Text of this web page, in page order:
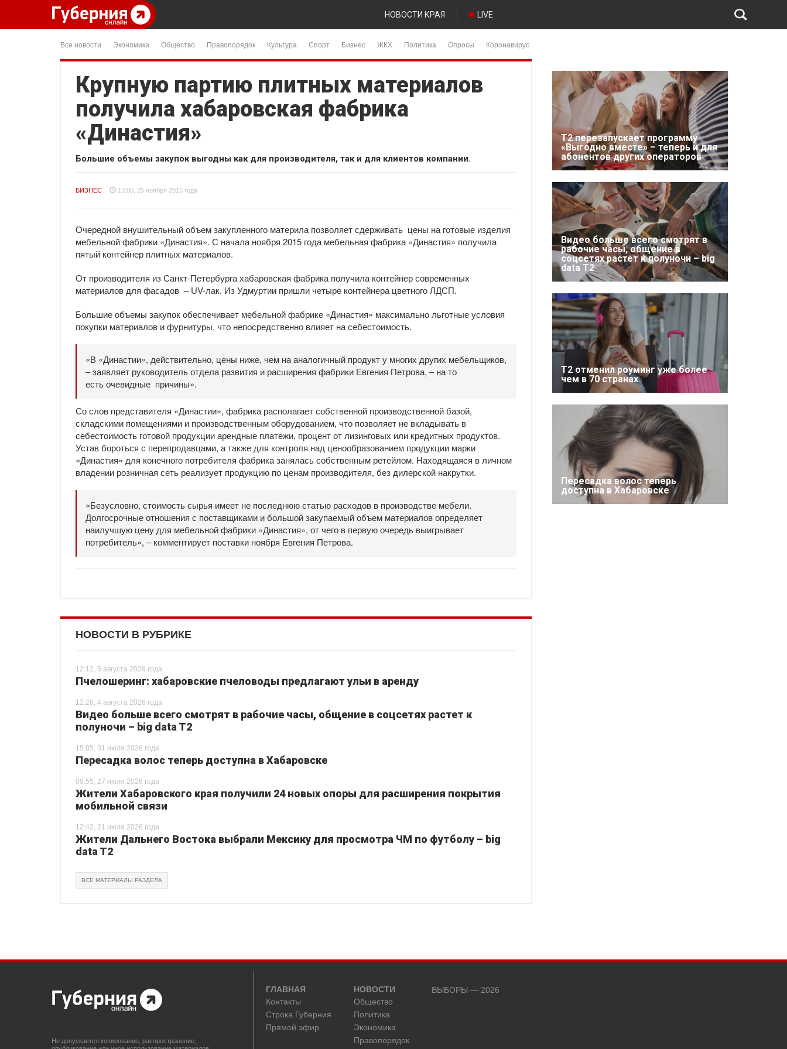
НОВОСТИ КРАЯ LIVE
Все новости Экономика Общество Правопорядок Культура Спорт Бизнес ЖКХ Политика Опросы Коронавирус
Крупную партию плитных материалов
получила хабаровская фабрика
«Династия»
Большие объемы закупок выгодны как для производителя, так и для клиентов компании.
БИЗНЕС 13:00, 25 ноября 2015 года
Очередной внушительный объем закупленного материла позволяет сдерживать цены на готовые изделия
мебельной фабрики «Династия». С начала ноября 2015 года мебельная фабрика «Династия» получила
пятый контейнер плитных материалов.
От производителя из Санкт-Петербурга хабаровская фабрика получила контейнер современных
материалов для фасадов – UV-лак. Из Удмуртии пришли четыре контейнера цветного ЛДСП.
Большие объемы закупок обеспечивает мебельной фабрике «Династия» максимально льготные условия
покупки материалов и фурнитуры, что непосредственно влияет на себестоимость.
«В «Династии», действительно, цены ниже, чем на аналогичный продукт у многих других мебельщиков,
– заявляет руководитель отдела развития и расширения фабрики Евгения Петрова, – на то
есть очевидные причины».
Со слов представителя «Династии», фабрика располагает собственной производственной базой,
складскими помещениями и производственным оборудованием, что позволяет не вкладывать в
себестоимость готовой продукции арендные платежи, процент от лизинговых или кредитных продуктов.
Устав бороться с перепродавцами, а также для контроля над ценообразованием продукции марки
«Династия» для конечного потребителя фабрика занялась собственным ретейлом. Находящаяся в личном
владении розничная сеть реализует продукцию по ценам производителя, без дилерской накрутки.
«Безусловно, стоимость сырья имеет не последнюю статью расходов в производстве мебели.
Долгосрочные отношения с поставщиками и большой закупаемый объем материалов определяет
наилучшую цену для мебельной фабрики «Династия», от чего в первую очередь выигрывает
потребитель», – комментирует поставки ноября Евгения Петрова.
НОВОСТИ В РУБРИКЕ
12:12, 5 августа 2026 года
Пчелошеринг: хабаровские пчеловоды предлагают ульи в аренду
12:28, 4 августа 2026 года
Видео больше всего смотрят в рабочие часы, общение в соцсетях растет к
полуночи – big data T2
15:05, 31 июля 2026 года
Пересадка волос теперь доступна в Хабаровске
09:55, 27 июля 2026 года
Жители Хабаровского края получили 24 новых опоры для расширения покрытия
мобильной связи
12:42, 21 июля 2026 года
Жители Дальнего Востока выбрали Мексику для просмотра ЧМ по футболу – big
data T2
ВСЕ МАТЕРИАЛЫ РАЗДЕЛА
Т2 перезапускает программу
«Выгодно вместе» – теперь и для
абонентов других операторов
Видео больше всего смотрят в
рабочие часы, общение в
соцсетях растет к полуночи – big
data T2
Т2 отменил роуминг уже более
чем в 70 странах
Пересадка волос теперь
доступна в Хабаровске
Не допускается копирование, распространение,
ГЛАВНАЯ
Контакты
Строка.Губерния
Прямой эфир
НОВОСТИ
Общество
Политика
Экономика
Правопорядок
ВЫБОРЫ — 2026